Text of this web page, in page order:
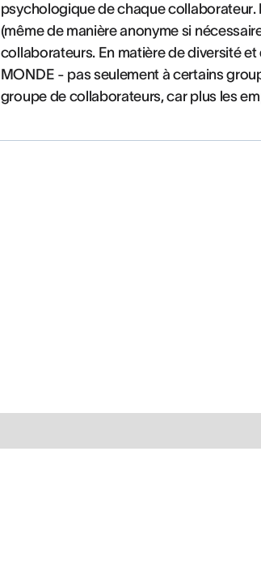
psychologique de chaque collaborateur.
(même de manière anonyme si
collaborateurs. En matière de diversité
MONDE - pas seulement à certains
groupe de collaborateurs, car plus les